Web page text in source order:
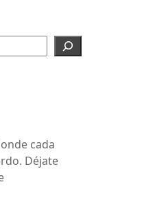
cada
Déjate